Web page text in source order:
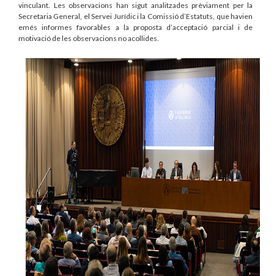
vinculant. Les observacions han sigut analitzades prèviament per la
Secretaria General, el Servei Jurídic i la Comissió d’Estatuts, que havien
emés informes favorables a la proposta d’acceptació parcial i de
motivació de les observacions no acollides.